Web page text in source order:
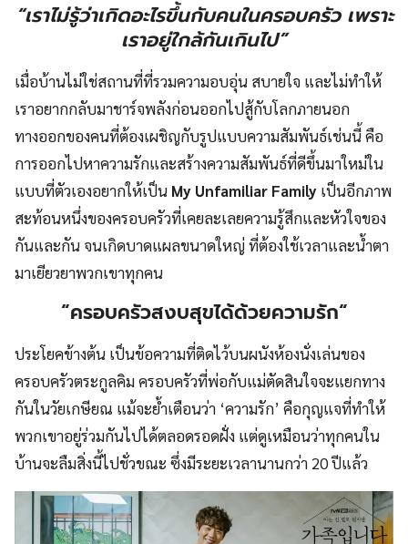
“เราไม่รู้ว่าเกิดอะไรขึ้นกับคนในครอบครัว เพราะ
เราอยู่ใกล้กันเกินไป”
เมื่อบ้านไม่ใช่สถานที่ที่รวมความอบอุ่น สบายใจ และไม่ทำให้
เราอยากกลับมาชาร์จพลังก่อนออกไปสู้กับโลกภายนอก
ทางออกของคนที่ต้องเผชิญกับรูปแบบความสัมพันธ์เช่นนี้ คือ
การออกไปหาความรักและสร้างความสัมพันธ์ที่ดีขึ้นมาใหม่ใน
แบบที่ตัวเองอยากให้เป็น My Unfamiliar Family เป็นอีกภาพ
สะท้อนหนึ่งของครอบครัวที่เคยละเลยความรู้สึกและหัวใจของ
กันและกัน จนเกิดบาดแผลขนาดใหญ่ ที่ต้องใช้เวลาและน้ำตา
มาเยียวยาพวกเขาทุกคน
“ครอบครัวสงบสุขได้ด้วยความรัก“
ประโยคข้างต้น เป็นข้อความที่ติดไว้บนผนังห้องนั่งเล่นของ
ครอบครัวตระกูลคิม ครอบครัวที่พ่อกับแม่ตัดสินใจจะแยกทาง
กันในวัยเกษียณ แม้จะย้ำเตือนว่า ‘ความรัก’ คือกุญแจที่ทำให้
พวกเขาอยู่ร่วมกันไปได้ตลอดรอดฝั่ง แต่ดูเหมือนว่าทุกคนใน
บ้านจะลืมสิ่งนี้ไปชั่วขณะ ซึ่งมีระยะเวลานานกว่า 20 ปีแล้ว